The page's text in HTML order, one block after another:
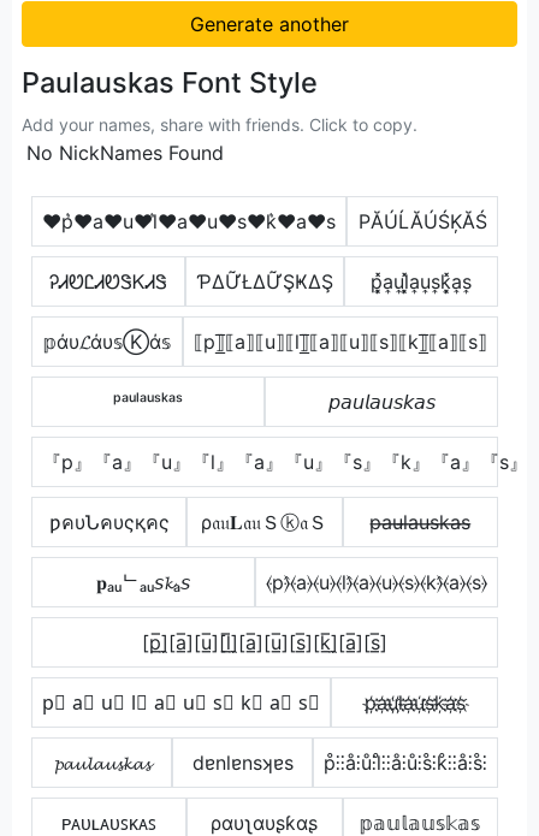
Generate another
Paulauskas Font Style
Add your names, share with friends. Click to copy.
No NickNames Found
♥p͛♥a♥u♥l͛♥a♥u♥s♥k͛♥a♥s РĂÚĹĂÚŚĶĂŚ
ᎮᏗᏬᏝᏗᏬᏕᏦᏗᏕ ƤΔỮŁΔỮŞҜΔŞ p͎͓̽a͎u͎l͎͓̽a͎u͎s͎k͎͓̽a͎s͎
𝕡άυ𝓛άυ𝕤Ⓚά𝕤 ⟦p⟧̲̅⟦a⟧⟦u⟧⟦l⟧̲̅⟦a⟧⟦u⟧⟦s⟧⟦k⟧̲̅⟦a⟧⟦s⟧
ᵖᵃᵘˡᵃᵘˢᵏᵃˢ 𝘱𝘢𝘶𝘭𝘢𝘶𝘴𝘬𝘢𝘴
『p』『a』『u』『l』『a』『u』『s』『k』『a』『s』
ƿคυՆคυςқคς ρ𝔞𝔲𝐋𝔞𝔲Ｓⓚ𝔞Ｓ p̶a̶u̶l̶a̶u̶s̶k̶a̶s̶
𝐩ₐᵤᄂₐᵤ𝘴𝓴ₐ𝘴 ⦑p⦒̂⦑a⦒⦑u⦒⦑l⦒̂⦑a⦒⦑u⦒⦑s⦒⦑k⦒̂⦑a⦒⦑s⦒
[p̲̅]̼[a̲̅][u̲̅][l̲̅]̼[a̲̅][u̲̅][s̲̅][k̲̅]̼[a̲̅][s̲̅]
p⃣ a⃣ u⃣ l⃣ a⃣ u⃣ s⃣ k⃣ a⃣ s⃣ p҉a҉u҉l҉a҉u҉s҉k҉a҉s҉
𝓹𝓪𝓾𝓵𝓪𝓾𝓼𝓴𝓪𝓼 dɐnlɐnsʞɐs p̊⫶⫶å⫶ů⫶l̊⫶⫶å⫶ů⫶s̊⫶k̊⫶⫶å⫶s̊⫶
ᴘᴀᴜʟᴀᴜꜱᴋᴀꜱ ραυʅαυʂƙαʂ 𝕡𝕒𝕦𝕝𝕒𝕦𝕤𝕜𝕒𝕤